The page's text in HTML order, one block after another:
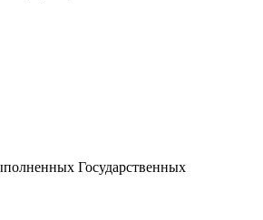
Государственных